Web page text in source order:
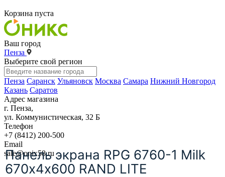
Корзина пуста
Ваш город
Пенза
Выберите свой регион
Пенза Саранск Ульяновск Москва Самара Нижний Новгород
Казань Саратов
Адрес магазина
г. Пенза,
ул. Коммунистическая, 32 Б
Телефон
+7 (8412) 200-500
Email
sale@onix58.ru
Панель экрана RPG 6760-1 Milk
670х4х600 RAND LITE